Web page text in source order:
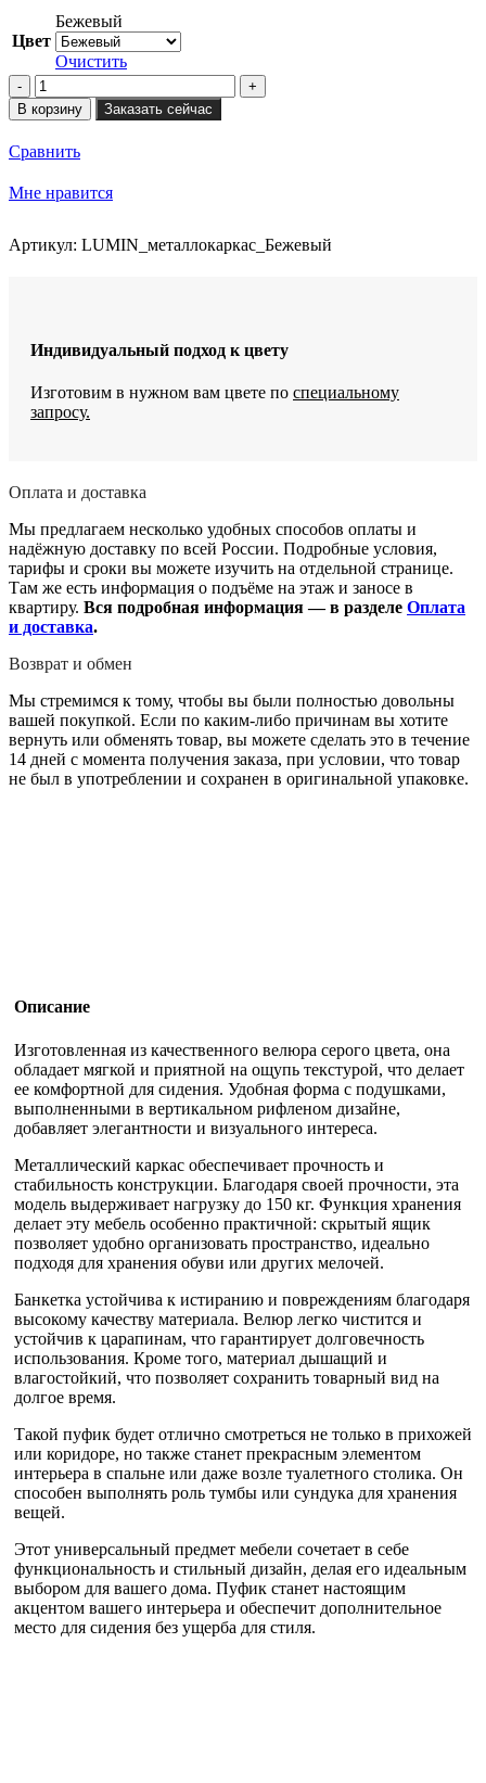
Цвет
Бежевый
Очистить
Количество
товара
Пуф
LUMIN
металлокаркасе
В корзину Заказать сейчас
Сравнить
Мне нравится
Артикул: LUMIN_металлокаркас_Бежевый
Индивидуальный подход к цвету
Изготовим в нужном вам цвете по специальному
запросу.
Оплата и доставка
Мы предлагаем несколько удобных способов оплаты и
надёжную доставку по всей России. Подробные условия,
тарифы и сроки вы можете изучить на отдельной странице.
Там же есть информация о подъёме на этаж и заносе в
квартиру. Вся подробная информация — в разделе Оплата
и доставка.
Возврат и обмен
Мы стремимся к тому, чтобы вы были полностью довольны
вашей покупкой. Если по каким-либо причинам вы хотите
вернуть или обменять товар, вы можете сделать это в течение
14 дней с момента получения заказа, при условии, что товар
не был в употреблении и сохранен в оригинальной упаковке.
Описание
Изготовленная из качественного велюра серого цвета, она
обладает мягкой и приятной на ощупь текстурой, что делает
ее комфортной для сидения. Удобная форма с подушками,
выполненными в вертикальном рифленом дизайне,
добавляет элегантности и визуального интереса.
Металлический каркас обеспечивает прочность и
стабильность конструкции. Благодаря своей прочности, эта
модель выдерживает нагрузку до 150 кг. Функция хранения
делает эту мебель особенно практичной: скрытый ящик
позволяет удобно организовать пространство, идеально
подходя для хранения обуви или других мелочей.
Банкетка устойчива к истиранию и повреждениям благодаря
высокому качеству материала. Велюр легко чистится и
устойчив к царапинам, что гарантирует долговечность
использования. Кроме того, материал дышащий и
влагостойкий, что позволяет сохранить товарный вид на
долгое время.
Такой пуфик будет отлично смотреться не только в прихожей
или коридоре, но также станет прекрасным элементом
интерьера в спальне или даже возле туалетного столика. Он
способен выполнять роль тумбы или сундука для хранения
вещей.
Этот универсальный предмет мебели сочетает в себе
функциональность и стильный дизайн, делая его идеальным
выбором для вашего дома. Пуфик станет настоящим
акцентом вашего интерьера и обеспечит дополнительное
место для сидения без ущерба для стиля.